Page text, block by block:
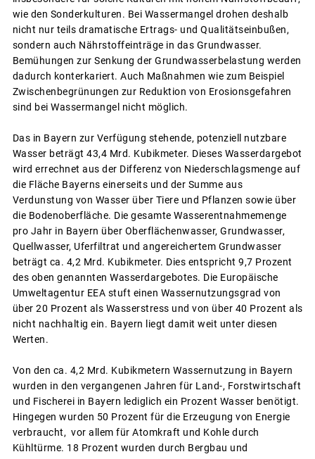
wie den Sonderkulturen. Bei Wassermangel drohen deshalb
nicht nur teils dramatische Ertrags- und Qualitätseinbußen,
sondern auch Nährstoffeinträge in das Grundwasser.
Bemühungen zur Senkung der Grundwasserbelastung werden
dadurch konterkariert. Auch Maßnahmen wie zum Beispiel
Zwischenbegrünungen zur Reduktion von Erosionsgefahren
sind bei Wassermangel nicht möglich.
Das in Bayern zur Verfügung stehende, potenziell nutzbare
Wasser beträgt 43,4 Mrd. Kubikmeter. Dieses Wasserdargebot
wird errechnet aus der Differenz von Niederschlagsmenge auf
die Fläche Bayerns einerseits und der Summe aus
Verdunstung von Wasser über Tiere und Pflanzen sowie über
die Bodenoberfläche. Die gesamte Wasserentnahmemenge
pro Jahr in Bayern über Oberflächenwasser, Grundwasser,
Quellwasser, Uferfiltrat und angereichertem Grundwasser
beträgt ca. 4,2 Mrd. Kubikmeter. Dies entspricht 9,7 Prozent
des oben genannten Wasserdargebotes. Die Europäische
Umweltagentur EEA stuft einen Wassernutzungsgrad von
über 20 Prozent als Wasserstress und von über 40 Prozent als
nicht nachhaltig ein. Bayern liegt damit weit unter diesen
Werten.
Von den ca. 4,2 Mrd. Kubikmetern Wassernutzung in Bayern
wurden in den vergangenen Jahren für Land-, Forstwirtschaft
und Fischerei in Bayern lediglich ein Prozent Wasser benötigt.
Hingegen wurden 50 Prozent für die Erzeugung von Energie
verbraucht, vor allem für Atomkraft und Kohle durch
Kühltürme. 18 Prozent wurden durch Bergbau und